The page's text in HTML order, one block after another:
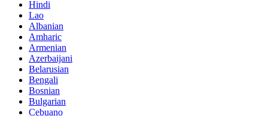
Hindi
Lao
Albanian
Amharic
Armenian
Azerbaijani
Belarusian
Bengali
Bosnian
Bulgarian
Cebuano